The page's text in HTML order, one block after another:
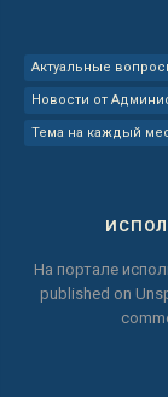
Актуальные
Новости от
Тема на каждый
На портале
published on